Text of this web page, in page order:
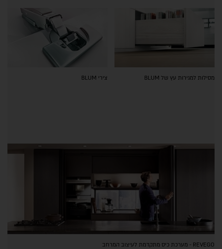
מסילות למגירות עץ של BLUM צירי BLUM
REVEGO - מערכת כיס מתקדמת לעיצוב המרחב